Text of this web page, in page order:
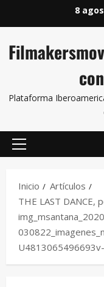
8
Plataforma
Inicio
Artículos
THE LAST DANCE,